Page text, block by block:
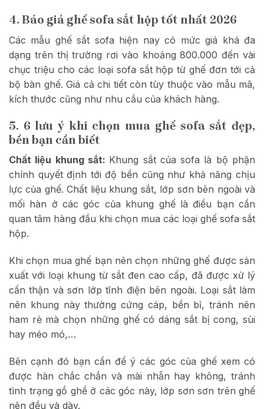
4. Báo giá ghế sofa sắt hộp tốt nhất 2026
Các mẫu ghế sắt sofa hiện nay có mức giá khá đa
dạng trên thị trường rơi vào khoảng 800.000 đến vài
chục triệu cho các loại sofa sắt hộp từ ghế đơn tới cả
bộ bàn ghế. Giá cả chi tiết còn tùy thuộc vào mẫu mã,
kích thước cũng như nhu cầu của khách hàng.
5. 6 lưu ý khi chọn mua ghế sofa sắt đẹp,
bền bạn cần biết
Chất liệu khung sắt: Khung sắt của sofa là bộ phận
chính quyết định tới độ bền cũng như khả năng chịu
lực của ghế. Chất liệu khung sắt, lớp sơn bên ngoài và
mối hàn ở các góc của khung ghế là điều bạn cần
quan tâm hàng đầu khi chọn mua các loại ghế sofa sắt
hộp.
Khi chọn mua ghế bạn nên chọn những ghế được sản
xuất với loại khung từ sắt đen cao cấp, đã được xử lý
cẩn thận và sơn lớp tĩnh điện bên ngoài. Loại sắt làm
nên khung này thường cứng cáp, bền bỉ, tránh nên
ham rẻ mà chọn những ghế có dáng sắt bị cong, sùi
hay méo mó,…
Bên cạnh đó bạn cần để ý các góc của ghế xem có
được hàn chắc chắn và mài nhẵn hay không, tránh
tình trạng gồ ghề ở các góc này, lớp sơn sơn trên ghế
nên đều và dày.